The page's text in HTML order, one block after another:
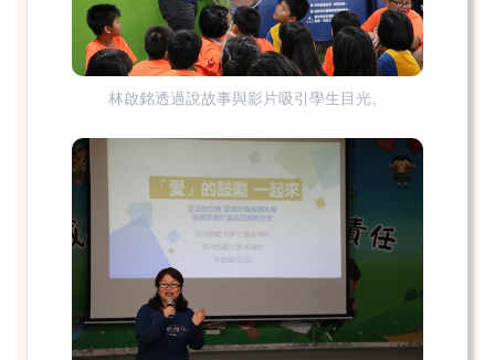
林啟銘透過說故事與影片吸引學生目光。